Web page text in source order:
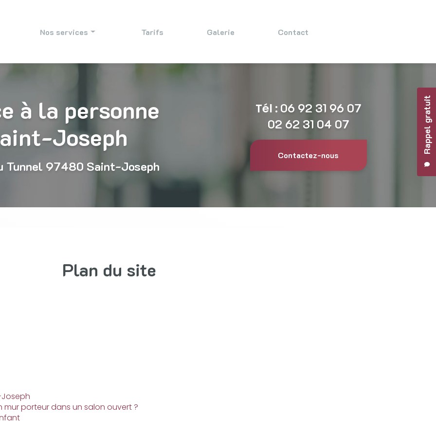
Rappel gratuit
Nos services
Rénovation et maçonnerie
Garde d’enfants
Surveillance résidence
Tarifs Galerie Contact
à la personne
Joseph
Tunnel 97480 Saint-Joseph
Contactez-nous
Tél : 06 92 31 96 07
02 62 31 04 07
Plan du site
Joseph
porteur dans un salon ouvert ?